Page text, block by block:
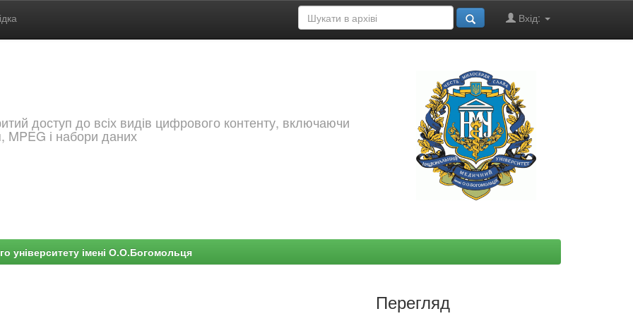
Вхід:
доступ до всіх видів цифрового контенту, включаючи
MPEG і набори даних
університету імені О.О.Богомольця
Перегляд